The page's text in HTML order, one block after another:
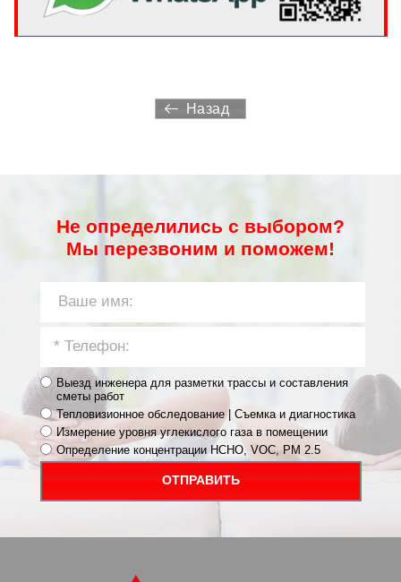
Назад
Не определились с выбором?
Мы перезвоним и поможем!
Выезд инженера для разметки трассы и составления
сметы работ
Тепловизионное обследование | Съемка и диагностика
Измерение уровня углекислого газа в помещении
Определение концентрации HCHO, VOC, PM 2.5
ОТПРАВИТЬ